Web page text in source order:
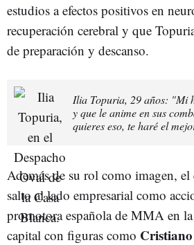
estudios a efectos positivos en
recuperación cerebral y que
de preparación y descanso.
Ilia Topuria, 29 años: "Mi
y que le anime en sus
quieres eso, te haré el
Además de su rol como imagen,
salto al lado empresarial como
promotora española de MMA en
capital con figuras como Cristiano